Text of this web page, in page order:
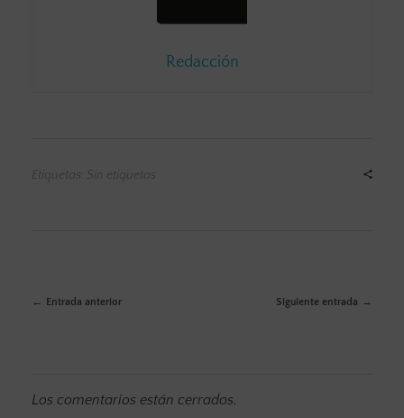
Redacción
Etiquetas: Sin etiquetas
Entrada anterior Siguiente entrada
Los comentarios están cerrados.